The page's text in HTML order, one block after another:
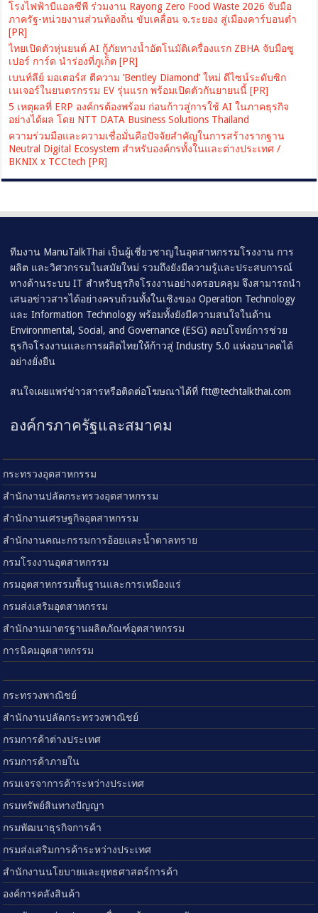
โรงไฟฟ้าบีแอลซีพี ร่วมงาน Rayong Zero Food Waste 2026 จับมือ
ภาครัฐ-หน่วยงานส่วนท้องถิ่น ขับเคลื่อน จ.ระยอง สู่เมืองคาร์บอนต่ำ
[PR]
ไทยเปิดตัวหุ่นยนต์ AI กู้ภัยทางน้ำอัตโนมัติเครื่องแรก ZBHA จับมือซู
เปอร์ การ์ด นำร่องที่ภูเก็ต [PR]
เบนท์ลีย์ มอเตอร์ส ตีความ ‘Bentley Diamond’ ใหม่ ดีไซน์ระดับซิก
เนเจอร์ในยนตรกรรม EV รุ่นแรก พร้อมเปิดตัวกันยายนนี้ [PR]
5 เหตุผลที่ ERP องค์กรต้องพร้อม ก่อนก้าวสู่การใช้ AI ในภาคธุรกิจ
อย่างได้ผล โดย NTT DATA Business Solutions Thailand
ความร่วมมือและความเชื่อมั่นคือปัจจัยสำคัญในการสร้างรากฐาน
Neutral Digital Ecosystem สำหรับองค์กรทั้งในและต่างประเทศ /
BKNIX x TCCtech [PR]
ทีมงาน ManuTalkThai เป็นผู้เชี่ยวชาญในอุตสาหกรรมโรงงาน การ
ผลิต และวิศวกรรมในสมัยใหม่ รวมถึงยังมีความรู้และประสบการณ์
ทางด้านระบบ IT สำหรับธุรกิจโรงงานอย่างครอบคลุม จึงสามารถนำ
เสนอข่าวสารได้อย่างครบถ้วนทั้งในเชิงของ Operation Technology
และ Information Technology พร้อมทั้งยังมีความสนใจในด้าน
Environmental, Social, and Governance (ESG) ตอบโจทย์การช่วย
ธุรกิจโรงงานและการผลิตไทยให้ก้าวสู่ Industry 5.0 แห่งอนาคตได้
อย่างยั่งยืน
สนใจเผยแพร่ข่าวสารหรือติดต่อโฆษณาได้ที่ftt@techtalkthai.com
องค์กรภาครัฐและสมาคม
กระทรวงอุตสาหกรรม
สำนักงานปลัดกระทรวงอุตสาหกรรม
สำนักงานเศรษฐกิจอุตสาหกรรม
สำนักงานคณะกรรมการอ้อยและน้ำตาลทราย
กรมโรงงานอุตสาหกรรม
กรมอุตสาหกรรมพื้นฐานและการเหมืองแร่
กรมส่งเสริมอุตสาหกรรม
สำนักงานมาตรฐานผลิตภัณฑ์อุตสาหกรรม
การนิคมอุตสาหกรรม
กระทรวงพาณิชย์
สำนักงานปลัดกระทรวงพาณิชย์
กรมการค้าต่างประเทศ
กรมการค้าภายใน
กรมเจรจาการค้าระหว่างประเทศ
กรมทรัพย์สินทางปัญญา
กรมพัฒนาธุรกิจการค้า
กรมส่งเสริมการค้าระหว่างประเทศ
สำนักงานนโยบายและยุทธศาสตร์การค้า
องค์การคลังสินค้า